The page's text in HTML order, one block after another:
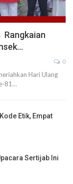
Rangkaian
0
Hari Ulang
81…
Etik, Empat
Sertijab Ini